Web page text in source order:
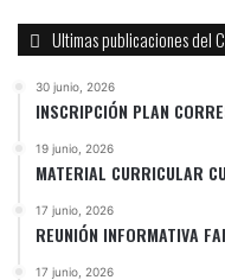
Ultimas publicaciones del
30 junio, 2026
INSCRIPCIÓN PLAN
19 junio, 2026
MATERIAL CURRICULAR
17 junio, 2026
REUNIÓN INFORMATIVA
17 junio, 2026